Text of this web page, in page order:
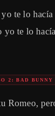
te lo hacía
yo te lo
2: BAD BUNNY
Romeo,